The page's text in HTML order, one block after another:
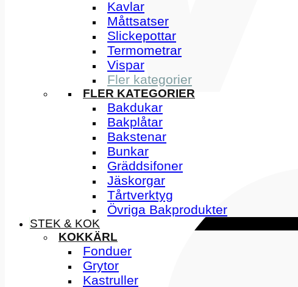
Kavlar
Måttsatser
Slickepottar
Termometrar
Vispar
Fler kategorier
FLER KATEGORIER
Bakdukar
Bakplåtar
Bakstenar
Bunkar
Gräddsifoner
Jäskorgar
Tårtverktyg
Övriga Bakprodukter
STEK & KOK
KOKKÄRL
Fonduer
Grytor
Kastruller